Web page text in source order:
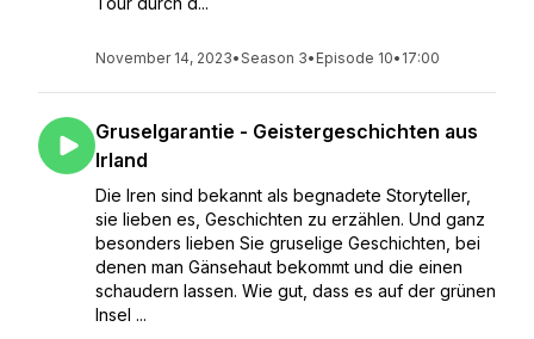
November 14, 2023•Season 3• Episode 10• 17:00
Gruselgarantie - Geistergeschichten aus
Irland
Die Iren sind bekannt als begnadete Storyteller,
sie lieben es, Geschichten zu erzählen. Und ganz
besonders lieben Sie gruselige Geschichten, bei
denen man Gänsehaut bekommt und die einen
schaudern lassen. Wie gut, dass es auf der grünen
Insel ...